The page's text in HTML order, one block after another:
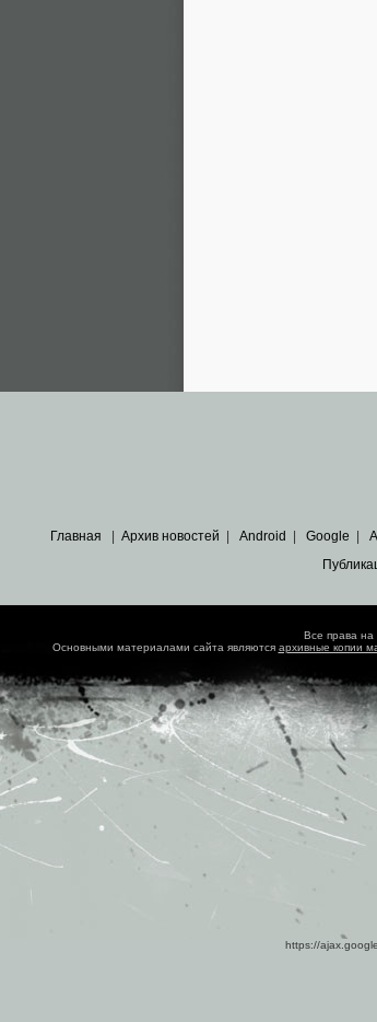
Главная Архив новостей Android Google
Все права на
Основными материалами сайта являются архивные копии
https://